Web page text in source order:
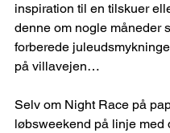
inspiration til en tilskuer
denne om nogle måneder
forberede
på villavejen…
Selv om Night Race på
løbsweekend på linje med